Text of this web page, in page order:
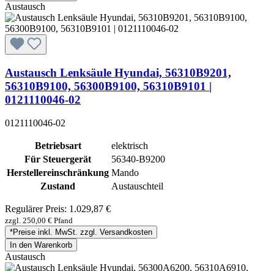
Austausch
Austausch Lenksäule Hyundai, 56310B9201,
56310B9100, 56300B9100, 56310B9101 |
0121110046-02
0121110046-02
Betriebsart
elektrisch
Für Steuergerät
56340-B9200
Herstellereinschränkung Mando
Zustand
Austauschteil
Regulärer Preis: 1.029,87 €
zzgl. 250,00 € Pfand
*Preise inkl. MwSt. zzgl. Versandkosten
In den Warenkorb
Austausch